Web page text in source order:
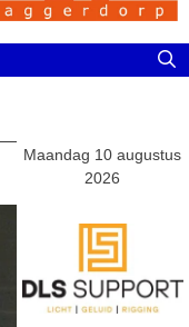
Maandag 10 augustus
2026